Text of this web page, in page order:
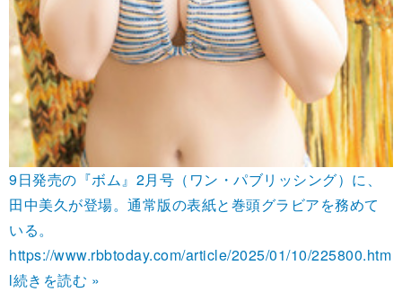
9日発売の『ボム』2月号（ワン・パブリッシング）に、
田中美久が登場。通常版の表紙と巻頭グラビアを務めて
いる。
https://www.rbbtoday.com/article/2025/01/10/225800.htm
l続きを読む »